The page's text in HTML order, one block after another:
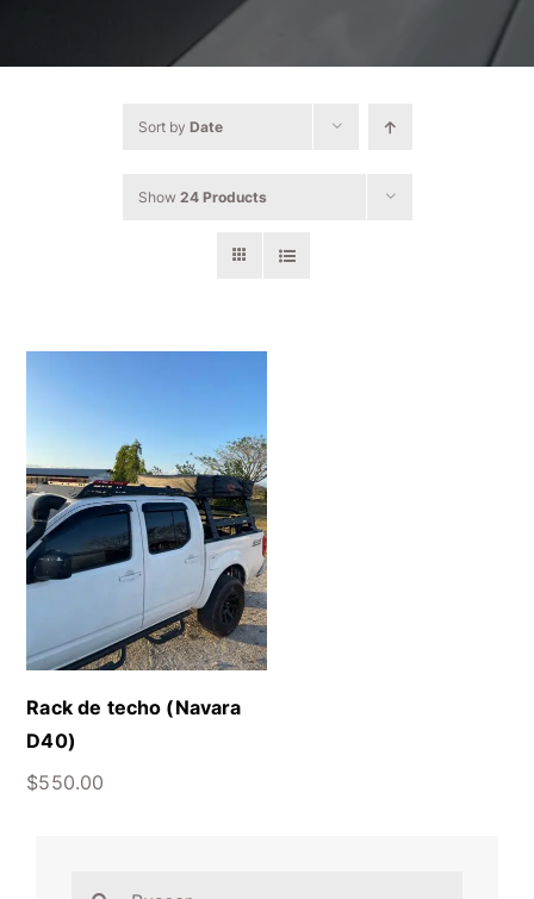
Sort by Date
Show 24 Products
Rack de techo (Navara
D40)
$550.00